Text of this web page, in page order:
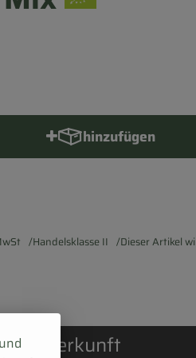
hinzufügen
Produkt zum
Handelsklasse II Dieser Artikel
Herkunft